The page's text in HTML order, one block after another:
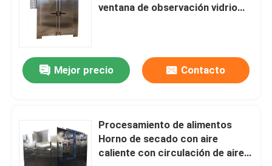
ventana de observación vidrio
Mejor precio Contacto
Procesamiento de alimentos
Horno de secado con aire
caliente con circulación de aire